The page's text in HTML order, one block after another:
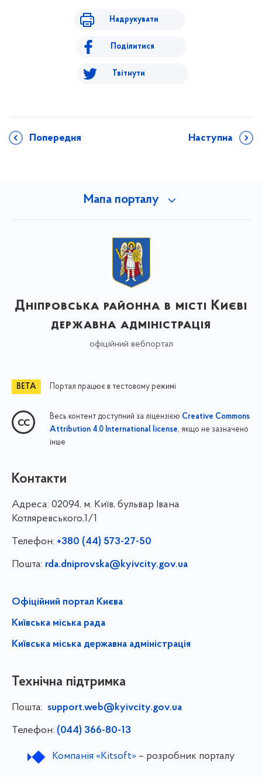
Надрукувати
Поділитися
Твітнути
Попередня Наступна
Мапа порталу
Дніпровська районна в місті Києві
державна адміністрація
офіційний вебпортал
Портал працює в тестовому режимі
Весь контент доступний за ліцензією Creative Commons
Attribution 4.0 International license, якщо не зазначено
інше
Контакти
Адреса: 02094, м. Київ, бульвар Івана
Котляревського,1/1
Телефон: +380 (44) 573-27-50
Пошта: rda.dniprovska@kyivcity.gov.ua
Офіційний портал Києва
Київська міська рада
Київська міська державна адміністрація
Технічна підтримка
Пошта: support.web@kyivcity.gov.ua
Телефон: (044) 366-80-13
Компанія «Kitsoft»– розробник порталу